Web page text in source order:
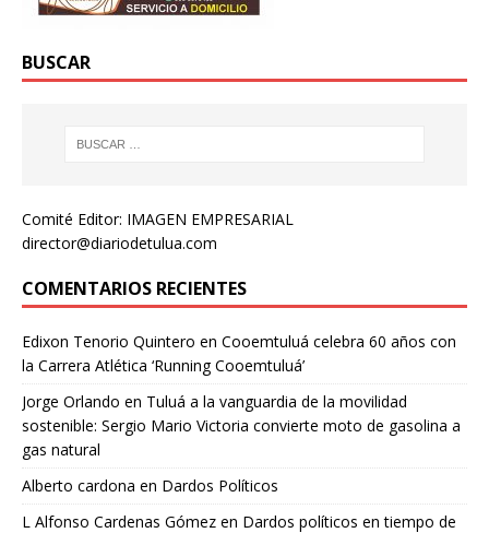
BUSCAR
Comité Editor: IMAGEN EMPRESARIAL
director@diariodetulua.com
COMENTARIOS RECIENTES
Edixon Tenorio Quintero en Cooemtuluá celebra 60 años con
la Carrera Atlética ‘Running Cooemtuluá’
Jorge Orlando en Tuluá a la vanguardia de la movilidad
sostenible: Sergio Mario Victoria convierte moto de gasolina a
gas natural
Alberto cardona en Dardos Políticos
L Alfonso Cardenas Gómez en Dardos políticos en tiempo de